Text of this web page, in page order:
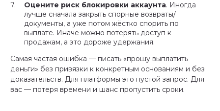
Оцените риск блокировки аккаунта. Иногда
лучше сначала закрыть спорные возвраты/
документы, а уже потом жёстко спорить по
выплате. Иначе можно потерять доступ к
продажам, а это дороже удержания.
Самая частая ошибка — писать «прошу выплатить
деньги» без привязки к конкретным основаниям и без
доказательств. Для платформы это пустой запрос. Для
вас — потеря времени и шанс пропустить сроки.